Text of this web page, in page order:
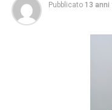
Pubblicato 13 anni